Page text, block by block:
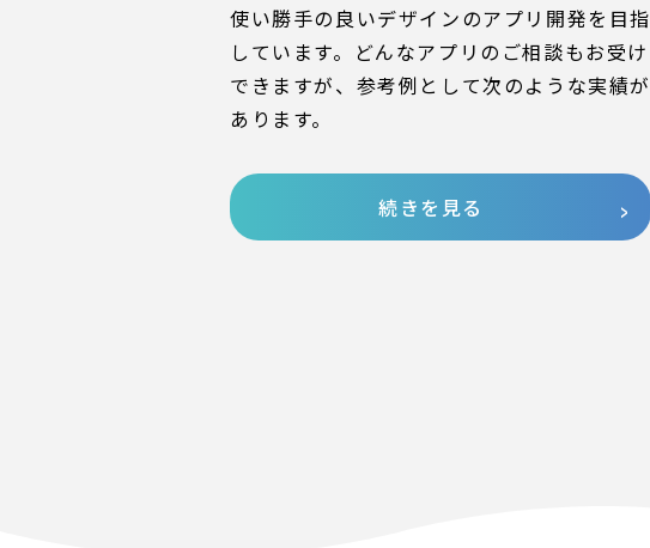
使い勝手の良いデザインのアプリ開発を目指
しています。どんなアプリのご相談もお受け
できますが、参考例として次のような実績が
あります。
続きを見る